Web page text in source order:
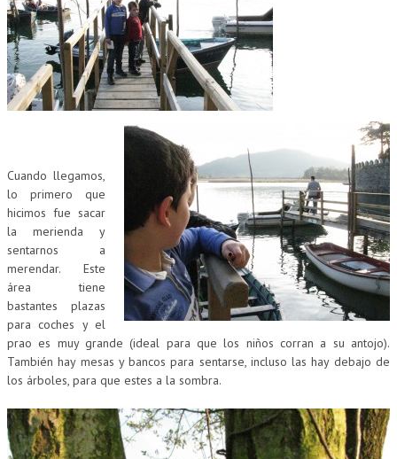
Cuando llegamos,
lo primero que
hicimos fue sacar
la merienda y
sentarnos a
merendar. Este
área tiene
bastantes plazas
para coches y el
prao es muy grande (ideal para que los niños corran a su antojo).
También hay mesas y bancos para sentarse, incluso las hay debajo de
los árboles, para que estes a la sombra.